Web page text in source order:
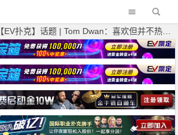
【EV扑克】话题 | Tom Dwan：喜欢但并不热爱扑克